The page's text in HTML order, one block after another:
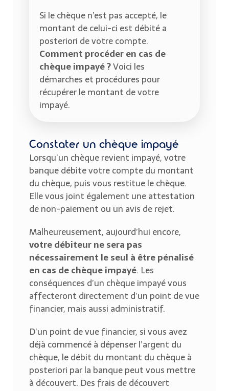
Si le chèque n’est pas accepté, le
montant de celui-ci est débité a
posteriori de votre compte.
Comment procéder en cas de
chèque impayé ?Voici les
démarches et procédures pour
récupérer le montant de votre
impayé.
Constater un chèque impayé
Lorsqu’un chèque revient impayé, votre
banque débite votre compte du montant
du chèque, puis vous restitue le chèque.
Elle vous joint également une attestation
de non-paiement ou un avis de rejet.
Malheureusement, aujourd’hui encore,
votre débiteur ne sera pas
nécessairement le seul à être pénalisé
en cas de chèque impayé. Les
conséquences d’un chèque impayé vous
affecteront directement d’un point de vue
financier, mais aussi administratif.
D’un point de vue financier, si vous avez
déjà commencé à dépenser l’argent du
chèque, le débit du montant du chèque à
posteriori par la banque peut vous mettre
à découvert. Des frais de découvert